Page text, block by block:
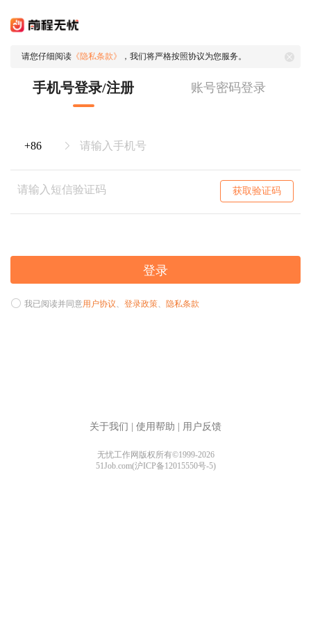
请您仔细阅读 《隐私条款》 ，我们将严格按照协议为您服务。
手机号登录/注册 账号密码登录
获取验证码
登录
我已阅读并同意用户协议、 登录政策、 隐私条款
关于我们 使用帮助 用户反馈
无忧工作网版权所有©1999-2026
51Job.com(沪ICP备12015550号-5)